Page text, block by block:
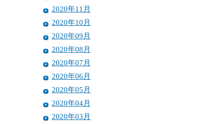
2020年11月
2020年10月
2020年09月
2020年08月
2020年07月
2020年06月
2020年05月
2020年04月
2020年03月